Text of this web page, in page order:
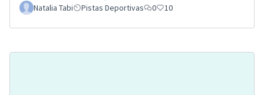
Natalia Tabi Pistas Deportivas 0 10